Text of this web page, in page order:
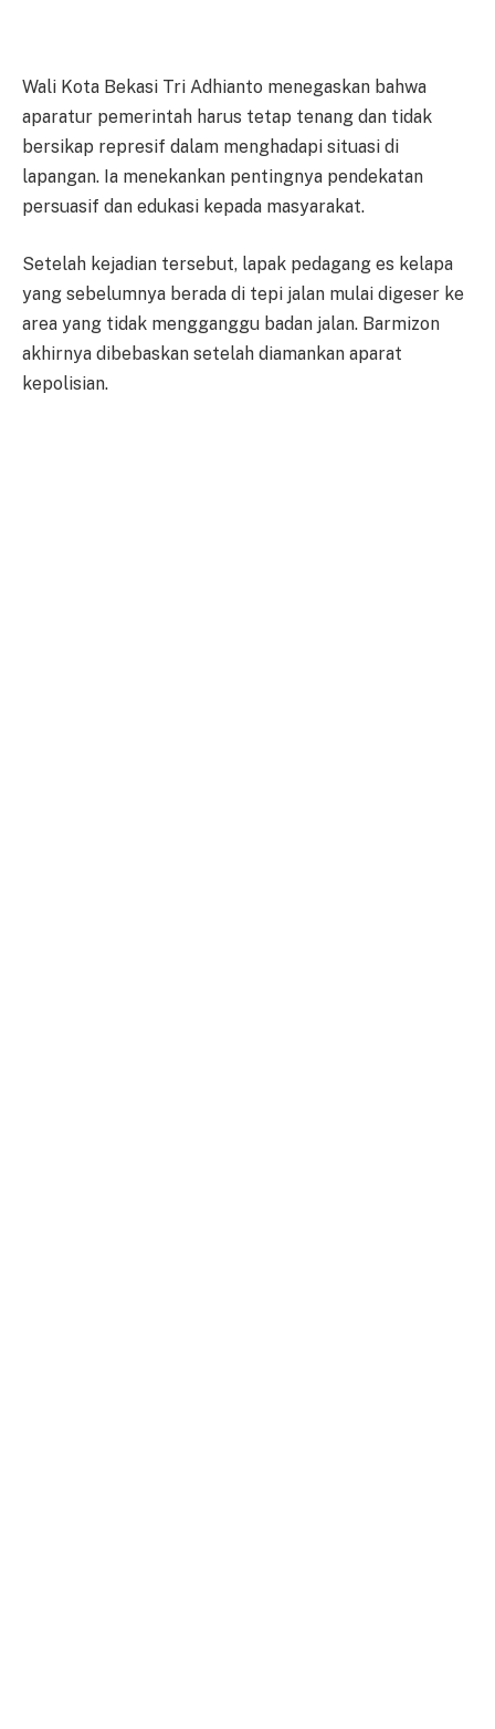
Wali Kota Bekasi Tri Adhianto menegaskan bahwa
aparatur pemerintah harus tetap tenang dan tidak
bersikap represif dalam menghadapi situasi di
lapangan. Ia menekankan pentingnya pendekatan
persuasif dan edukasi kepada masyarakat.
Setelah kejadian tersebut, lapak pedagang es kelapa
yang sebelumnya berada di tepi jalan mulai digeser ke
area yang tidak mengganggu badan jalan. Barmizon
akhirnya dibebaskan setelah diamankan aparat
kepolisian.